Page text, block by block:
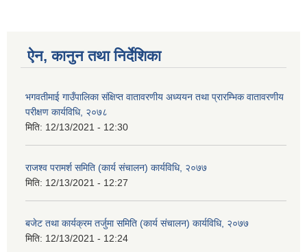
ऐन, कानुन तथा निर्देशिका
भगवतीमाई गाउँपालिका संक्षिप्त वातावरणीय अध्ययन तथा प्रारम्भिक वातावरणीय
परीक्षण कार्यविधि, २०७८
मिति: 12/13/2021 - 12:30
राजश्व परामर्श समिति (कार्य संचालन) कार्यविधि, २०७७
मिति: 12/13/2021 - 12:27
बजेट तथा कार्यक्रम तर्जुमा समिति (कार्य संचालन) कार्यविधि, २०७७
मिति: 12/13/2021 - 12:24